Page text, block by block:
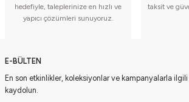
hedefiyle, taleplerinize en hızlı ve
yapıcı çözümleri sunuyoruz.
taksit ve
E-BÜLTEN
En son etkinlikler, koleksiyonlar ve kampanyalarla
kaydolun.